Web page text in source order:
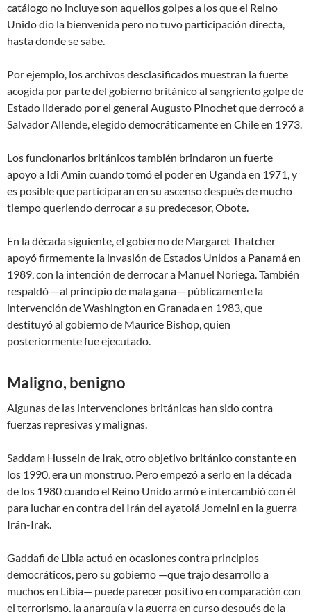
catálogo no incluye son aquellos golpes a los que el Reino
Unido dio la bienvenida pero no tuvo participación directa,
hasta donde se sabe.
Por ejemplo, los archivos desclasificados muestran la fuerte
acogida por parte del gobierno británico al sangriento golpe de
Estado liderado por el general Augusto Pinochet que derrocó a
Salvador Allende, elegido democráticamente en Chile en 1973.
Los funcionarios británicos también brindaron un fuerte
apoyo a Idi Amin cuando tomó el poder en Uganda en 1971, y
es posible que participaran en su ascenso después de mucho
tiempo queriendo derrocar a su predecesor, Obote.
En la década siguiente, el gobierno de Margaret Thatcher
apoyó firmemente la invasión de Estados Unidos a Panamá en
1989, con la intención de derrocar a Manuel Noriega. También
respaldó —al principio de mala gana— públicamente la
intervención de Washington en Granada en 1983, que
destituyó al gobierno de Maurice Bishop, quien
posteriormente fue ejecutado.
Maligno, benigno
Algunas de las intervenciones británicas han sido contra
fuerzas represivas y malignas.
Saddam Hussein de Irak, otro objetivo británico constante en
los 1990, era un monstruo. Pero empezó a serlo en la década
de los 1980 cuando el Reino Unido armó e intercambió con él
para luchar en contra del Irán del ayatolá Jomeini en la guerra
Irán-Irak.
Gaddafi de Libia actuó en ocasiones contra principios
democráticos, pero su gobierno —que trajo desarrollo a
muchos en Libia— puede parecer positivo en comparación con
el terrorismo, la anarquía y la guerra en curso después de la